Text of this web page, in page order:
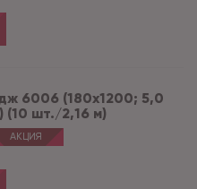
6006 (180x1200; 5,0
(10 шт./2,16 м)
АКЦИЯ